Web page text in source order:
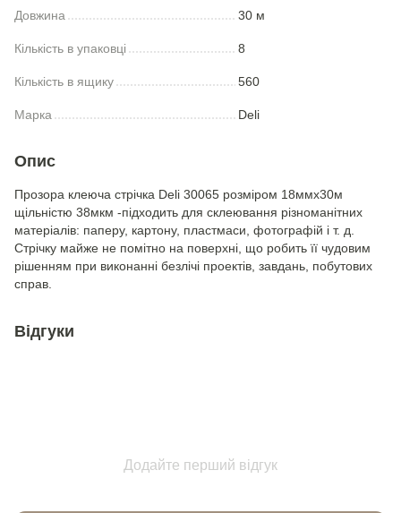
Довжина 30 м
Кількість в упаковці 8
Кількість в ящику 560
Марка Deli
Опис
Прозора клеюча стрiчка Deli 30065 розміром 18ммх30м
щільністю 38мкм -підходить для склеювання різноманітних
матеріалів: паперу, картону, пластмаси, фотографій і т. д.
Стрічку майже не помітно на поверхні, що робить її чудовим
рішенням при виконанні безлічі проектів, завдань, побутових
справ.
Відгуки
Додайте перший відгук